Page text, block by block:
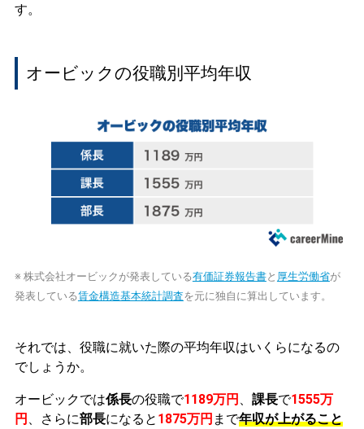
す。
オービックの役職別平均年収
※ 株式会社オービックが発表している有価証券報告書と 厚生労働省が
発表している賃金構造基本統計調査を元に独自に算出しています。
それでは、役職に就いた際の平均年収はいくらになるの
でしょうか。
オービックでは係長の役職で1189万円 課長で1555万
円
、さらに部長になると 1875万円 まで年収が上がること